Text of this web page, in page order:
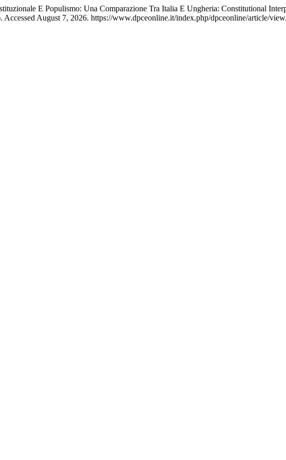
E Populismo: Una Comparazione Tra Italia E Ungheria: Constitutional
Accessed August 7, 2026. https://www.dpceonline.it/index.php/dpceonline/article/